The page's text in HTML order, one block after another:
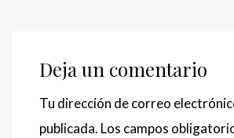
Deja un comentario
Tu dirección de correo
publicada. Los campos